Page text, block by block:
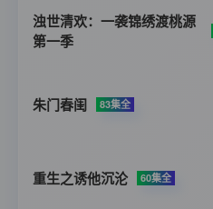
浊世清欢：一袭锦绣渡桃源
第一季
朱门春闺 83集全
重生之诱他沉沦 60集全